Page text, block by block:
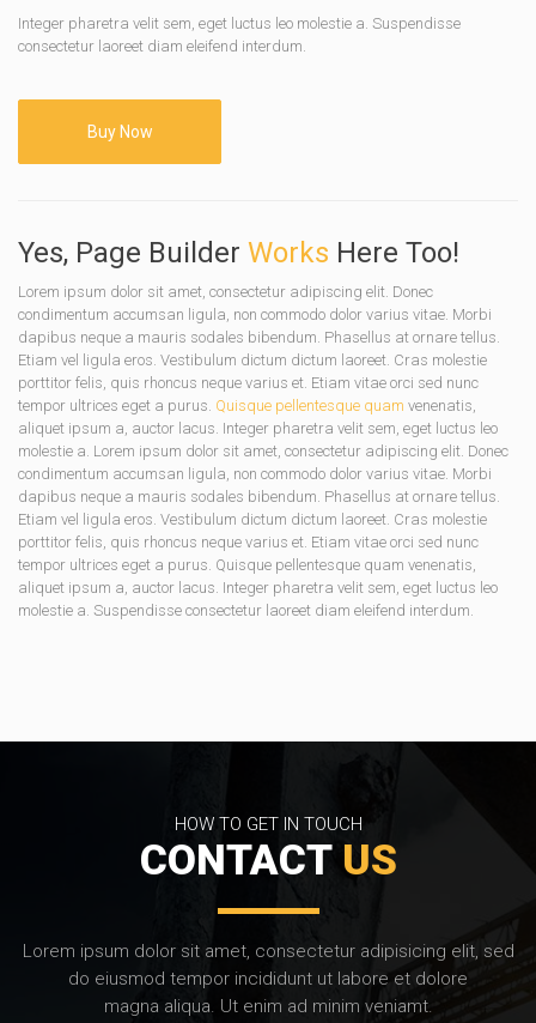
Integer pharetra velit sem, eget luctus leo molestie a. Suspendisse
consectetur laoreet diam eleifend interdum.
Buy Now
Yes, Page Builder Works Here Too!
Lorem ipsum dolor sit amet, consectetur adipiscing elit. Donec
condimentum accumsan ligula, non commodo dolor varius vitae. Morbi
dapibus neque a mauris sodales bibendum. Phasellus at ornare tellus.
Etiam vel ligula eros. Vestibulum dictum dictum laoreet. Cras molestie
porttitor felis, quis rhoncus neque varius et. Etiam vitae orci sed nunc
tempor ultrices eget a purus. Quisque pellentesque quam venenatis,
aliquet ipsum a, auctor lacus. Integer pharetra velit sem, eget luctus leo
molestie a. Lorem ipsum dolor sit amet, consectetur adipiscing elit. Donec
condimentum accumsan ligula, non commodo dolor varius vitae. Morbi
dapibus neque a mauris sodales bibendum. Phasellus at ornare tellus.
Etiam vel ligula eros. Vestibulum dictum dictum laoreet. Cras molestie
porttitor felis, quis rhoncus neque varius et. Etiam vitae orci sed nunc
tempor ultrices eget a purus. Quisque pellentesque quam venenatis,
aliquet ipsum a, auctor lacus. Integer pharetra velit sem, eget luctus leo
molestie a. Suspendisse consectetur laoreet diam eleifend interdum.
HOW TO GET IN TOUCH
CONTACT US
Lorem ipsum dolor sit amet, consectetur adipisicing elit, sed
do eiusmod tempor incididunt ut labore et dolore
magna aliqua. Ut enim ad minim veniamt.